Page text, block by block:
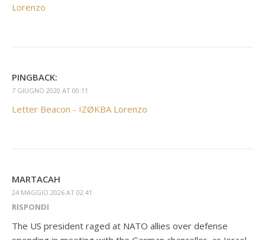
Lorenzo
PINGBACK:
7 GIUGNO 2020 AT 00:11
Letter Beacon - IZØKBA Lorenzo
MARTACAH
24 MAGGIO 2026 AT 02:41
RISPONDI
The US president raged at NATO allies over defense